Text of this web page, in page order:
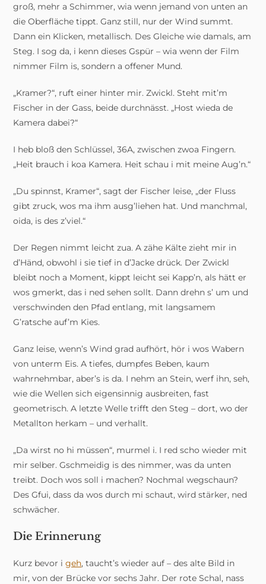
groß, mehr a Schimmer, wia wenn jemand von unten an
die Oberfläche tippt. Ganz still, nur der Wind summt.
Dann ein Klicken, metallisch. Des Gleiche wie damals, am
Steg. I sog da, i kenn dieses Gspür – wia wenn der Film
nimmer Film is, sondern a offener Mund.
„Kramer?“, ruft einer hinter mir. Zwickl. Steht mit’m
Fischer in der Gass, beide durchnässt. „Host wieda de
Kamera dabei?“
I heb bloß den Schlüssel, 36A, zwischen zwoa Fingern.
„Heit brauch i koa Kamera. Heit schau i mit meine Aug’n.“
„Du spinnst, Kramer“, sagt der Fischer leise, „der Fluss
gibt zruck, wos ma ihm ausg’liehen hat. Und manchmal,
oida, is des z’viel.“
Der Regen nimmt leicht zua. A zähe Kälte zieht mir in
d’Händ, obwohl i sie tief in d’Jacke drück. Der Zwickl
bleibt noch a Moment, kippt leicht sei Kapp’n, als hätt er
wos gmerkt, das i ned sehen sollt. Dann drehn s’ um und
verschwinden den Pfad entlang, mit langsamem
G’ratsche auf’m Kies.
Ganz leise, wenn’s Wind grad aufhört, hör i wos Wabern
von unterm Eis. A tiefes, dumpfes Beben, kaum
wahrnehmbar, aber’s is da. I nehm an Stein, werf ihn, seh,
wie die Wellen sich eigensinnig ausbreiten, fast
geometrisch. A letzte Welle trifft den Steg – dort, wo der
Metallton herkam – und verhallt.
„Da wirst no hi müssen“, murmel i. I red scho wieder mit
mir selber. Gschmeidig is des nimmer, was da unten
treibt. Doch wos soll i machen? Nochmal wegschaun?
Des Gfui, dass da wos durch mi schaut, wird stärker, ned
schwächer.
Die Erinnerung
Kurz bevor igeh, taucht’s wieder auf – des alte Bild in
mir, von der Brücke vor sechs Jahr. Der rote Schal, nass